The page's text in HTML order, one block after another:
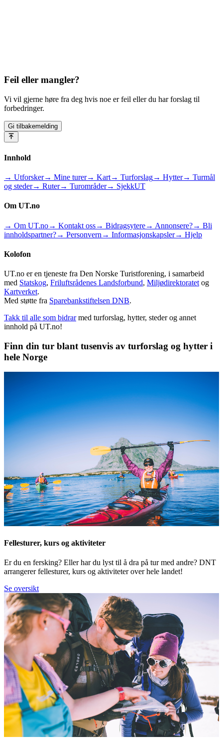
Feil eller mangler?
Vi vil gjerne høre fra deg hvis noe er feil eller du har forslag til
forbedringer.
Gi tilbakemelding
Innhold
→ Utforsker→ Mine turer→ Kart→ Turforslag→ Hytter→ Turmål
og steder→ Ruter→ Turområder→ SjekkUT
Om UT.no
→ Om UT.no→ Kontakt oss→ Bidragsytere→ Annonsere?→ Bli
innholdspartner?→ Personvern → Informasjonskapsler→ Hjelp
Kolofon
UT.no er en tjeneste fra Den Norske Turistforening, i samarbeid
med Statskog, Friluftsrådenes Landsforbund, Miljødirektoratet og
Kartverket.
Med støtte fra Sparebankstiftelsen DNB.
Takk til alle som bidrar med turforslag, hytter, steder og annet
innhold på UT.no!
Finn din tur blant tusenvis av turforslag og hytter i
hele Norge
Fellesturer, kurs og aktiviteter
Er du en fersking? Eller har du lyst til å dra på tur med andre? DNT
arrangerer fellesturer, kurs og aktiviteter over hele landet!
Se oversikt